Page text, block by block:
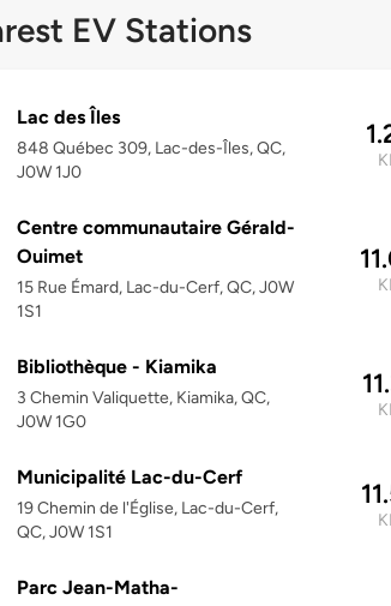
EV Stations
Lac des Îles
848 Québec 309, Lac-des-Îles, QC,
J0W 1J0
Centre communautaire Gérald-
Ouimet
15 Rue Émard, Lac-du-Cerf, QC, J0W
1S1
Bibliothèque - Kiamika
3 Chemin Valiquette, Kiamika, QC,
J0W 1G0
Municipalité Lac-du-Cerf
19 Chemin de l'Église, Lac-du-Cerf,
QC, J0W 1S1
Parc Jean-Matha-